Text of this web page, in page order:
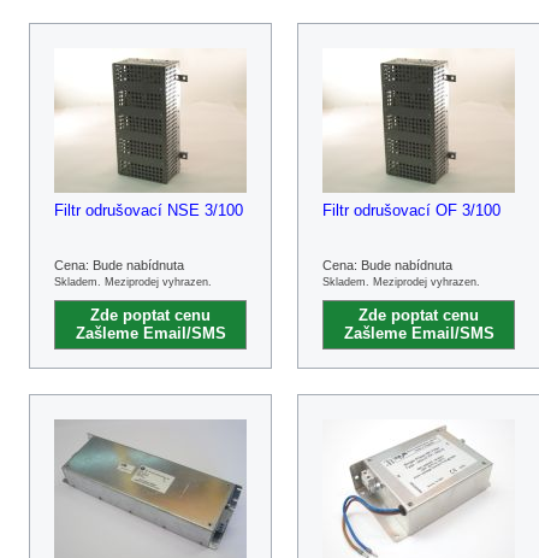
Filtr odrušovací NSE 3/100
Cena: Bude nabídnuta
Skladem. Meziprodej vyhrazen.
Zde poptat cenu
Zašleme Email/SMS
Filtr odrušovací OF 3/100
Cena: Bude nabídnuta
Skladem. Meziprodej vyhrazen.
Zde poptat cenu
Zašleme Email/SMS